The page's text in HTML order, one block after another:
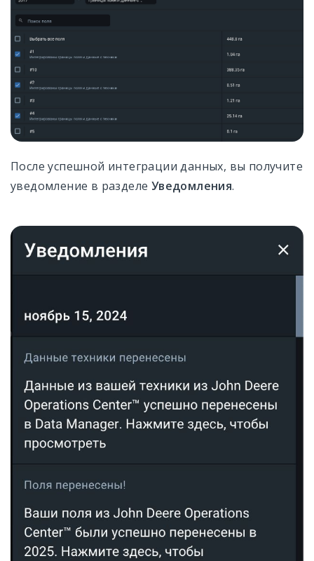
После успешной интеграции данных, вы получите
уведомление в разделе Уведомления.